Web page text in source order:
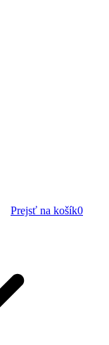
Prejsť na košík0